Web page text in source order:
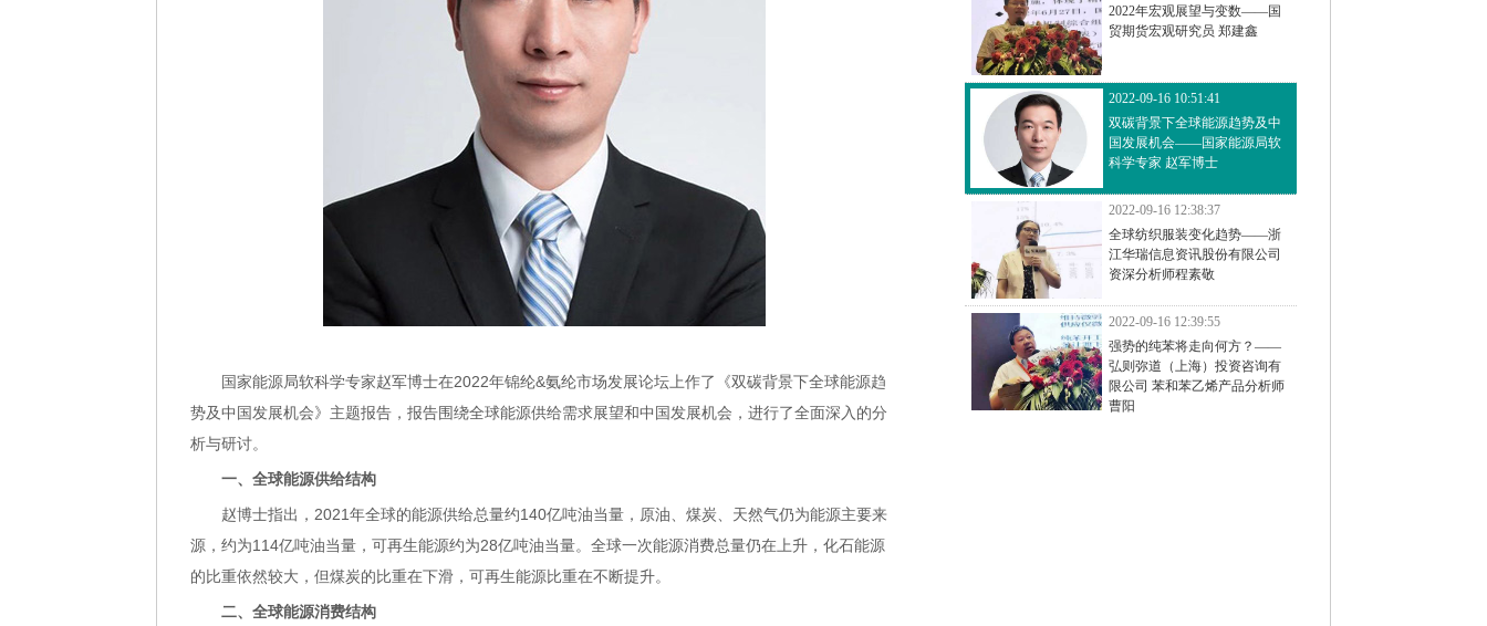
国家能源局软科学专家赵军博士在2022年锦纶&氨纶市场发展论坛上作了《双碳背景下全球能源趋
势及中国发展机会》主题报告，报告围绕全球能源供给需求展望和中国发展机会，进行了全面深入的分
析与研讨。
一、全球能源供给结构
赵博士指出，2021年全球的能源供给总量约140亿吨油当量，原油、煤炭、天然气仍为能源主要来
源，约为114亿吨油当量，可再生能源约为28亿吨油当量。全球一次能源消费总量仍在上升，化石能源
的比重依然较大，但煤炭的比重在下滑，可再生能源比重在不断提升。
二、全球能源消费结构
2022年宏观展望与变数——国
贸期货宏观研究员 郑建鑫
2022-09-16 10:51:41
双碳背景下全球能源趋势及中
国发展机会——国家能源局软
科学专家 赵军博士
2022-09-16 12:38:37
全球纺织服装变化趋势——浙
江华瑞信息资讯股份有限公司
资深分析师程素敬
2022-09-16 12:39:55
强势的纯苯将走向何方？——
弘则弥道（上海）投资咨询有
限公司 苯和苯乙烯产品分析师
曹阳